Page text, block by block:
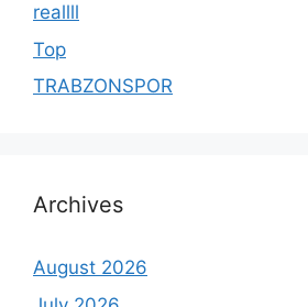
reallll
Top
TRABZONSPOR
Archives
August 2026